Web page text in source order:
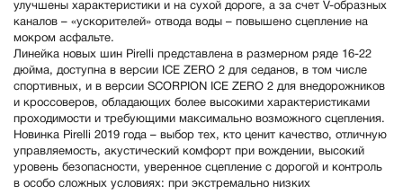
улучшены характеристики и на сухой дороге, а за счет V-образных
каналов – «ускорителей» отвода воды – повышено сцепление на
мокром асфальте.
Линейка новых шин Pirelli представлена в размерном ряде 16-22
дюйма, доступна в версии ICE ZERO 2 для седанов, в том числе
спортивных, и в версии SCORPION ICE ZERO 2 для внедорожников
и кроссоверов, обладающих более высокими характеристиками
проходимости и требующими максимально возможного сцепления.
Новинка Pirelli 2019 года – выбор тех, кто ценит качество, отличную
управляемость, акустический комфорт при вождении, высокий
уровень безопасности, уверенное сцепление с дорогой и контроль
в особо сложных условиях: при экстремально низких